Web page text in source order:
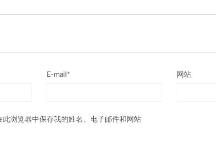
E-mail* 网站
此浏览器中保存我的姓名、电子邮件和网站